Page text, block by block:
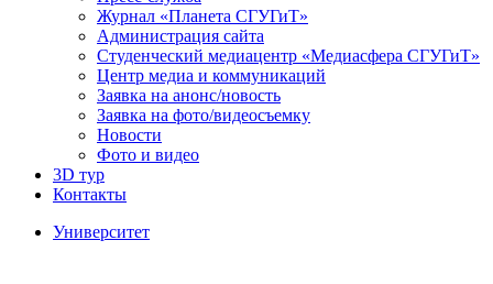
Журнал «Планета СГУГиТ»
Администрация сайта
Студенческий медиацентр «Медиасфера СГУГиТ»
Центр медиа и коммуникаций
Заявка на анонс/новость
Заявка на фото/видеосъемку
Новости
Фото и видео
3D тур
Контакты
Университет